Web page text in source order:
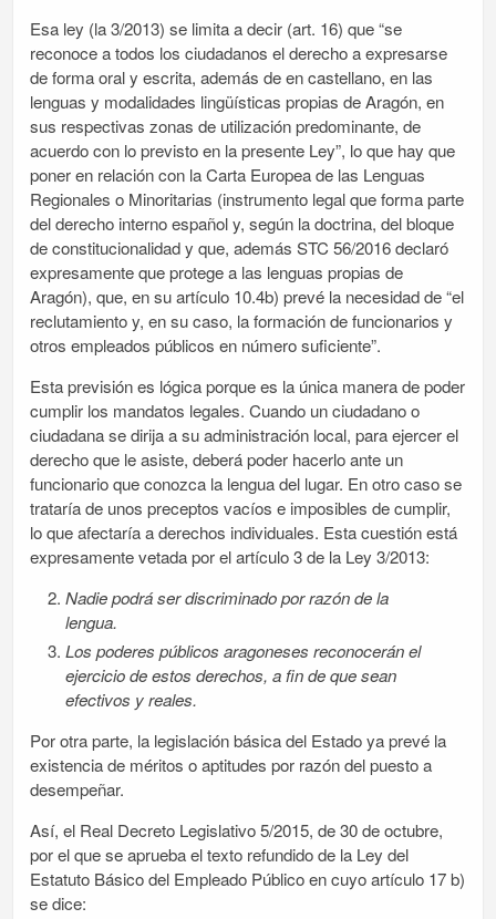
Esa ley (la 3/2013) se limita a decir (art. 16) que “se
reconoce a todos los ciudadanos el derecho a expresarse
de forma oral y escrita, además de en castellano, en las
lenguas y modalidades lingüísticas propias de Aragón, en
sus respectivas zonas de utilización predominante, de
acuerdo con lo previsto en la presente Ley”, lo que hay que
poner en relación con la Carta Europea de las Lenguas
Regionales o Minoritarias (instrumento legal que forma parte
del derecho interno español y, según la doctrina, del bloque
de constitucionalidad y que, además STC 56/2016 declaró
expresamente que protege a las lenguas propias de
Aragón), que, en su artículo 10.4b) prevé la necesidad de “el
reclutamiento y, en su caso, la formación de funcionarios y
otros empleados públicos en número suficiente”.
Esta previsión es lógica porque es la única manera de poder
cumplir los mandatos legales. Cuando un ciudadano o
ciudadana se dirija a su administración local, para ejercer el
derecho que le asiste, deberá poder hacerlo ante un
funcionario que conozca la lengua del lugar. En otro caso se
trataría de unos preceptos vacíos e imposibles de cumplir,
lo que afectaría a derechos individuales. Esta cuestión está
expresamente vetada por el artículo 3 de la Ley 3/2013:
Nadie podrá ser discriminado por razón de la
lengua.
Los poderes públicos aragoneses reconocerán el
ejercicio de estos derechos, a fin de que sean
efectivos y reales.
Por otra parte, la legislación básica del Estado ya prevé la
existencia de méritos o aptitudes por razón del puesto a
desempeñar.
Así, el Real Decreto Legislativo 5/2015, de 30 de octubre,
por el que se aprueba el texto refundido de la Ley del
Estatuto Básico del Empleado Público en cuyo artículo 17 b)
se dice: